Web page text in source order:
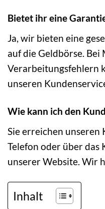
Bietet ihr eine
Ja, wir bieten eine
auf die Geldbörse.
Verarbeitungsfehlern
unseren
Wie kann ich den
Sie erreichen unseren
Telefon oder über
unserer Website. Wir
Inhalt